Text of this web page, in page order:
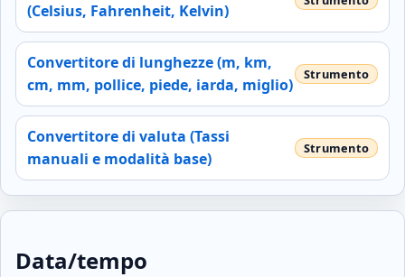
(Celsius, Fahrenheit, Kelvin)
Convertitore di lunghezze (m, km,
cm, mm, pollice, piede, iarda, miglio)
Convertitore di valuta (Tassi
manuali e modalità base)
Data/tempo